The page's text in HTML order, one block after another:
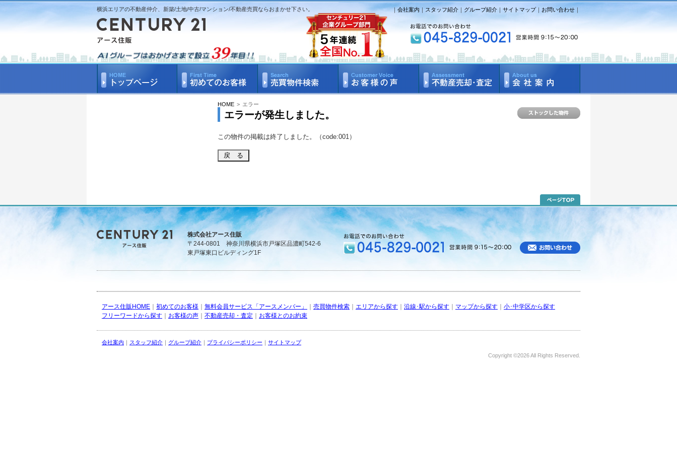
横浜エリアの不動産仲介、新築/土地/中古/マンション/不動産売買ならおまかせ下さい。 ｜会社案内 ｜スタッフ紹介 ｜ グループ紹介 ｜ サイトマップ｜ お問い合わせ ｜
HOME > エラー
エラーが発生しました。
この物件の掲載は終了しました。（code:001）
株式会社アース住販
〒244-0801 神奈川県横浜市戸塚区品濃町542-6
東戸塚東口ビルディング1F
アース住販HOME 初めてのお客様 無料会員サービス「アースメンバー」 売買物件検索 エリアから探す 沿線･駅から探す マップから探す
小･中学区から探す
フリーワードから探す
お客様の声 不動産売却・査定 お客様とのお約束
会社案内 ｜ スタッフ紹介 ｜ グループ紹介 ｜ プライバシーポリシー ｜ サイトマップ
Copyright ©2026 All Rights Reserved.